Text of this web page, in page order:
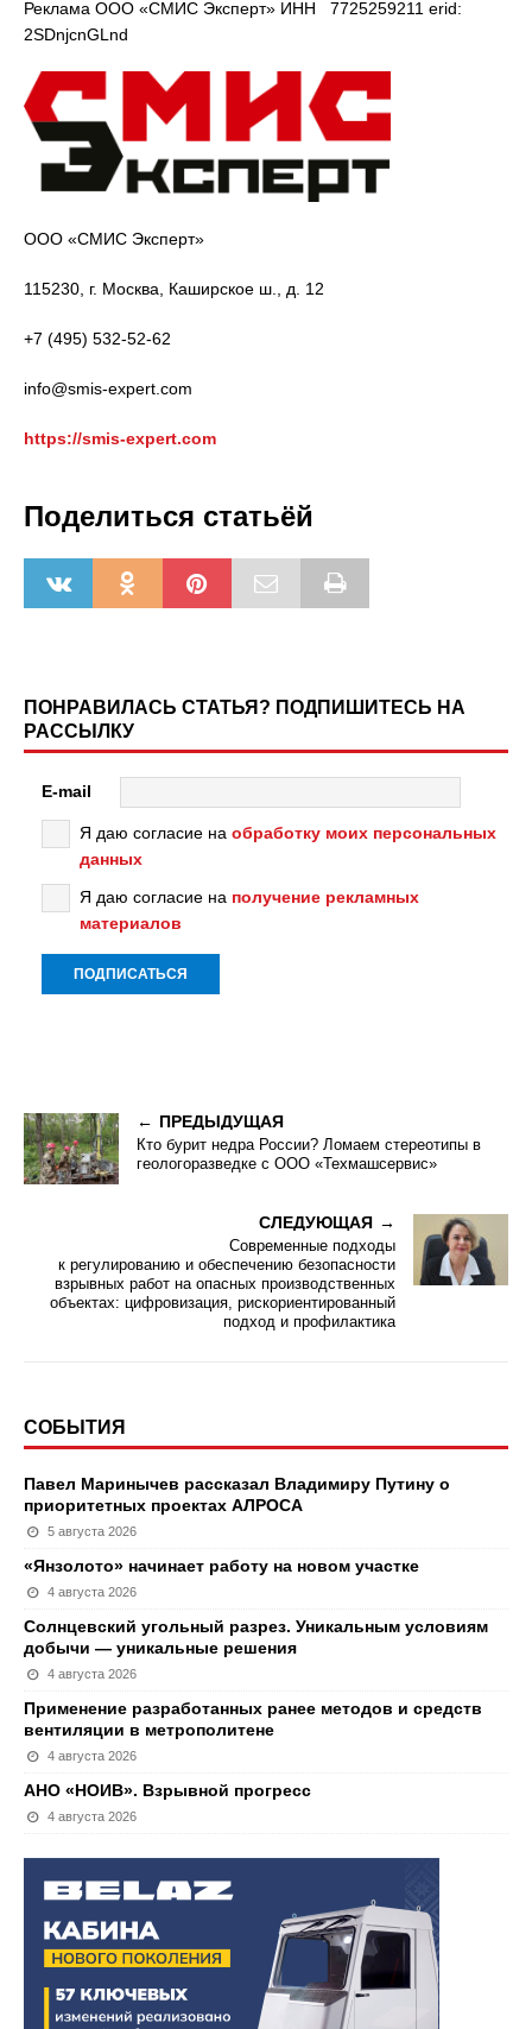
Реклама ООО «СМИС Эксперт» ИНН 7725259211 erid:
2SDnjcnGLnd
ООО «СМИС Эксперт»
115230, г. Москва, Каширское ш., д. 12
+7 (495) 532-52-62
info@smis-expert.com
https://smis-expert.com
Поделиться статьёй
ПОНРАВИЛАСЬ СТАТЬЯ? ПОДПИШИТЕСЬ НА
РАССЫЛКУ
E-mail
Я даю согласие на обработку моих персональных
данных
Я даю согласие на получение рекламных
материалов
ПРЕДЫДУЩАЯ
Кто бурит недра России? Ломаем стереотипы в
геологоразведке с ООО «Техмашсервис»
СЛЕДУЮЩАЯ
Современные подходы
к регулированию и обеспечению безопасности
взрывных работ на опасных производственных
объектах: цифровизация, рискориентированный
подход и профилактика
СОБЫТИЯ
Павел Маринычев рассказал Владимиру Путину о
приоритетных проектах АЛРОСА
5 августа 2026
«Янзолото» начинает работу на новом участке
4 августа 2026
Солнцевский угольный разрез. Уникальным условиям
добычи — уникальные решения
4 августа 2026
Применение разработанных ранее методов и средств
вентиляции в метрополитене
4 августа 2026
АНО «НОИВ». Взрывной прогресс
4 августа 2026